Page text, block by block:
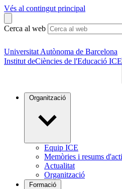
Vés al contingut principal
Cerca al web
Universitat Autònoma de Barcelona
Institut deCiències de l'Educació ICE
Organització
Equip ICE
Memòries i resums
Actualitat
Organització
Formació